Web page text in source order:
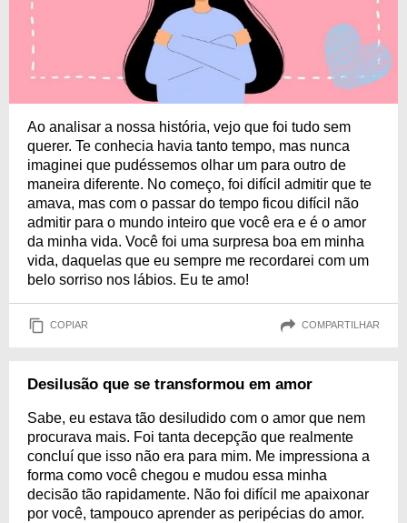
Ao analisar a nossa história, vejo que foi tudo sem
querer. Te conhecia havia tanto tempo, mas nunca
imaginei que pudéssemos olhar um para outro de
maneira diferente. No começo, foi difícil admitir que te
amava, mas com o passar do tempo ficou difícil não
admitir para o mundo inteiro que você era e é o amor
da minha vida. Você foi uma surpresa boa em minha
vida, daquelas que eu sempre me recordarei com um
belo sorriso nos lábios. Eu te amo!
COPIAR COMPARTILHAR
Desilusão que se transformou em amor
Sabe, eu estava tão desiludido com o amor que nem
procurava mais. Foi tanta decepção que realmente
concluí que isso não era para mim. Me impressiona a
forma como você chegou e mudou essa minha
decisão tão rapidamente. Não foi difícil me apaixonar
por você, tampouco aprender as peripécias do amor.